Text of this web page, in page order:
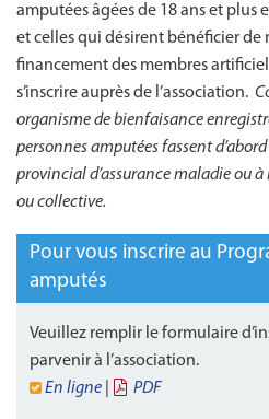
amputées âgées de 18 ans et plus
et celles qui désirent bénéficier de
financement des membres
s’inscrire auprès de l’association.
organisme de bienfaisance
personnes amputées fassent
provincial d’assurance maladie ou à
ou collective.
Pour vous inscrire au
amputés
Veuillez remplir le formulaire
parvenir à l’association.
En ligne
PDF